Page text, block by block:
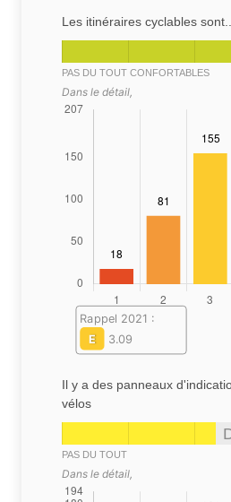
Les itinéraires cyclables sont...
PAS DU TOUT CONFORTABLES
Dans le détail,
Rappel 2021 :
E
3.09
Il y a des panneaux
vélos
PAS DU TOUT
Dans le détail,